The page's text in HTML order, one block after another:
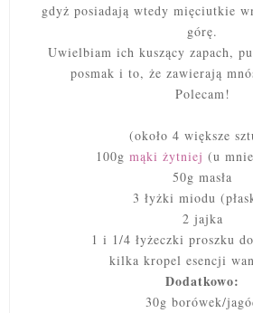
gdyż posiadają wtedy mięciutkie
górę.
Uwielbiam ich kuszący zapach,
posmak i to, że zawierają
Polecam!
(około 4 większe
100g mąki żytniej (u
50g masła
3 łyżki miodu
2 jajka
1 i 1/4 łyżeczki proszku
kilka kropel esencji
Dodatkowo:
30g borówek/